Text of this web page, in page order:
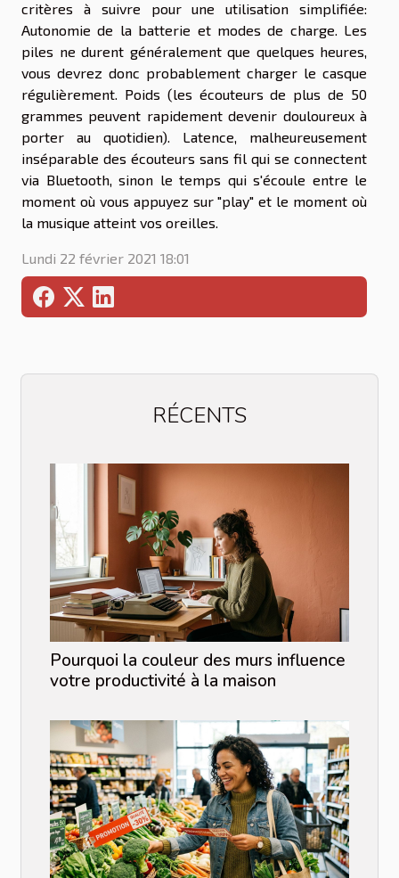
critères à suivre pour une utilisation simplifiée:
Autonomie de la batterie et modes de charge. Les
piles ne durent généralement que quelques heures,
vous devrez donc probablement charger le casque
régulièrement. Poids (les écouteurs de plus de 50
grammes peuvent rapidement devenir douloureux à
porter au quotidien). Latence, malheureusement
inséparable des écouteurs sans fil qui se connectent
via Bluetooth, sinon le temps qui s'écoule entre le
moment où vous appuyez sur "play" et le moment où
la musique atteint vos oreilles.
Lundi 22 février 2021 18:01
RÉCENTS
Pourquoi la couleur des murs influence
votre productivité à la maison